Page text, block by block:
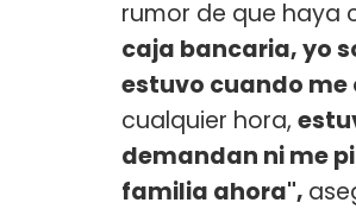
rumor de que haya
caja bancaria, yo
estuvo cuando me
cualquier hora,
demandan ni me
familia ahora",